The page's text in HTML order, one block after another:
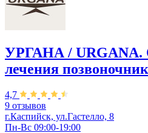
УРГАНА / URGANA.
лечения
4,7
9 отзывов
г.Каспийск, ул.Гастелло, 8
Пн-Вс 09:00-19:00